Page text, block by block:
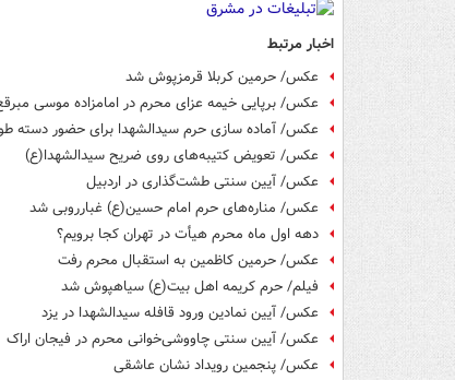
اخبار مرتبط
عکس/ حرمین کربلا قرمزپوش شد
عکس/ برپایی خیمه عزای محرم در امامزاده موسی
عکس/ آماده سازی حرم سیدالشهدا برای حضور دسته
عکس/ تعویض کتیبه‌های روی ضریح سیدالشهدا(ع)
عکس/ آیین سنتی طشت‌گذاری در اردبیل
عکس/ مناره‌های حرم امام حسین(ع) غبارروبی شد
دهه اول ماه محرم هیأت در تهران کجا برویم؟
عکس/ حرمین کاظمین به استقبال محرم رفت
فیلم/ حرم کریمه اهل بیت(ع) سیاهپوش شد
عکس/ آیین نمادین ورود قافله سیدالشهدا در یزد
عکس/ آیین سنتی چاووشی‌خوانی محرم در فیجان اراک
عکس/ پنجمین رویداد نشان عاشقی